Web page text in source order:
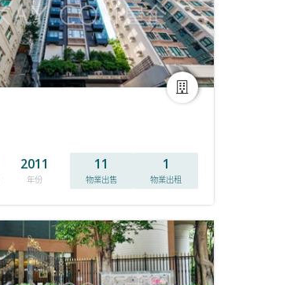
2011
年份
11
物業出售
1
物業出租